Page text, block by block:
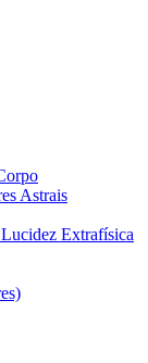
Astrais
Extrafísica